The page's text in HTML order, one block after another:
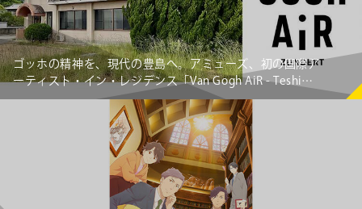
ゴッホの精神を、現代の豊島へ。アミューズ、初の国際ア
ーティスト・イン・レジデンス「Van Gogh AiR - Teshima
Japan」始動 ～オランダの若手アーティスト3組が豊島の
暮らしと交差し、新たな価値を創造する～